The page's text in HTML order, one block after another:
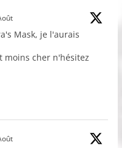
Mask, je l'aurais
moins cher n'hésitez